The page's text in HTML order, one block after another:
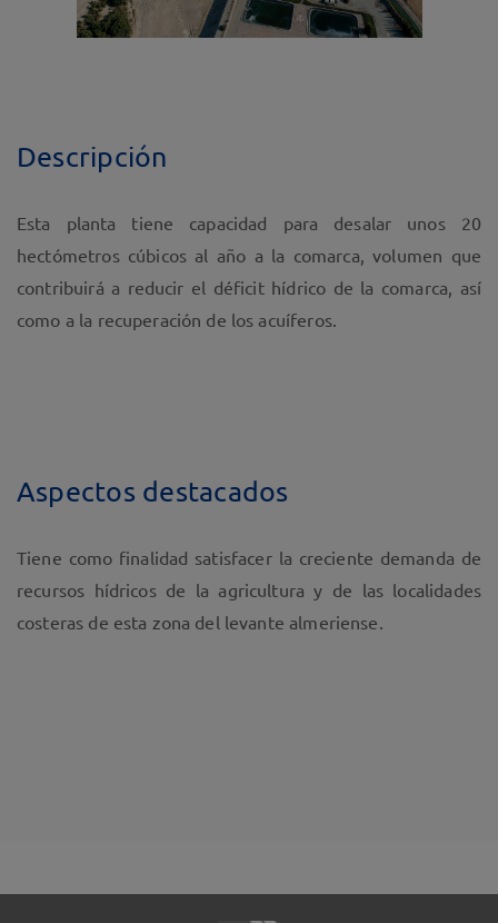
Descripción
Esta planta tiene capacidad para desalar unos 20
hectómetros cúbicos al año a la comarca, volumen que
contribuirá a reducir el déficit hídrico de la comarca, así
como a la recuperación de los acuíferos.
Aspectos destacados
Tiene como finalidad satisfacer la creciente demanda de
recursos hídricos de la agricultura y de las localidades
costeras de esta zona del levante almeriense.